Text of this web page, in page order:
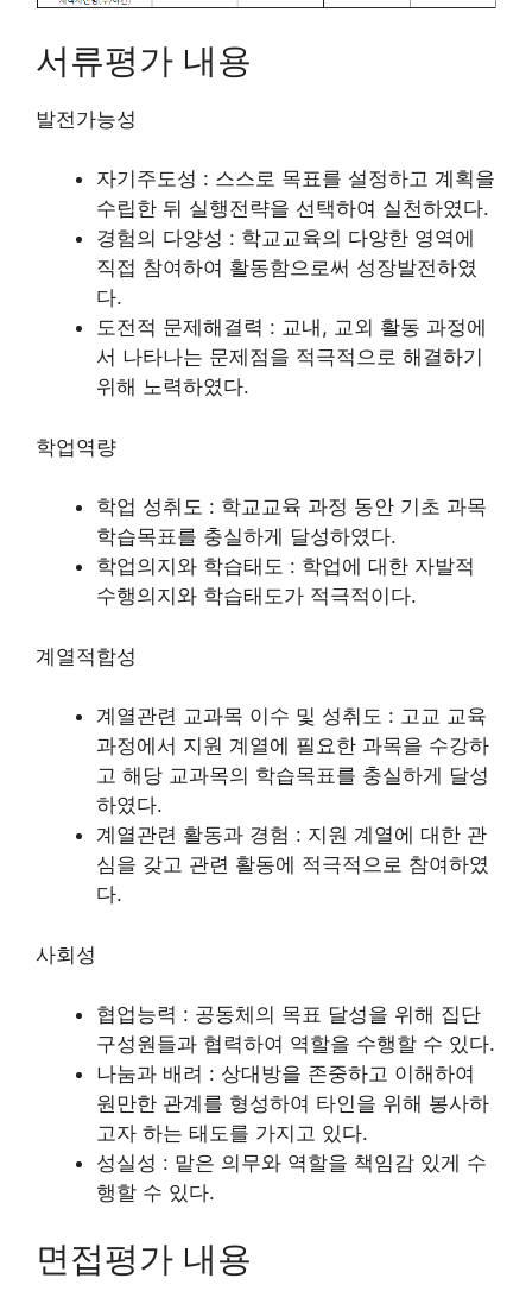
서류평가 내용
발전가능성
자기주도성 : 스스로 목표를 설정하고 계획을
수립한 뒤 실행전략을 선택하여 실천하였다.
경험의 다양성 : 학교교육의 다양한 영역에
직접 참여하여 활동함으로써 성장발전하였
다.
도전적 문제해결력 : 교내, 교외 활동 과정에
서 나타나는 문제점을 적극적으로 해결하기
위해 노력하였다.
학업역량
학업 성취도 : 학교교육 과정 동안 기초 과목
학습목표를 충실하게 달성하였다.
학업의지와 학습태도 : 학업에 대한 자발적
수행의지와 학습태도가 적극적이다.
계열적합성
계열관련 교과목 이수 및 성취도 : 고교 교육
과정에서 지원 계열에 필요한 과목을 수강하
고 해당 교과목의 학습목표를 충실하게 달성
하였다.
계열관련 활동과 경험 : 지원 계열에 대한 관
심을 갖고 관련 활동에 적극적으로 참여하였
다.
사회성
협업능력 : 공동체의 목표 달성을 위해 집단
구성원들과 협력하여 역할을 수행할 수 있다.
나눔과 배려 : 상대방을 존중하고 이해하여
원만한 관계를 형성하여 타인을 위해 봉사하
고자 하는 태도를 가지고 있다.
성실성 : 맡은 의무와 역할을 책임감 있게 수
행할 수 있다.
면접평가 내용